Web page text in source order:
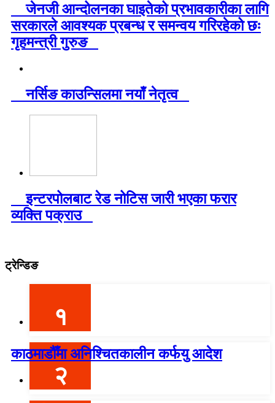
जेनजी आन्दोलनका घाइतेको प्रभावकारीका लागि
सरकारले आवश्यक प्रबन्ध र समन्वय गरिरहेको छः
गृहमन्त्री गुरुङ
नर्सिङ काउन्सिलमा नयाँ नेतृत्व
इन्टरपोलबाट रेड नोटिस जारी भएका फरार
व्यक्ति पक्राउ
ट्रेन्डिङ
१
काठमाडौँमा अनिश्चितकालीन कर्फयु आदेश
२